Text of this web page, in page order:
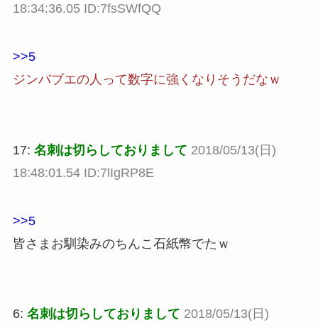
18:34:36.05 ID:7fsSWfQQ
>>5
ジンバブエの人って数字に強くなりそうだなｗ
17: 名刺は切らしておりまして 2018/05/13(日)
18:48:01.54 ID:7lIgRP8E
>>5
皆さまお馴染みのちんこ石紙幣でたｗ
6: 名刺は切らしておりまして 2018/05/13(日)